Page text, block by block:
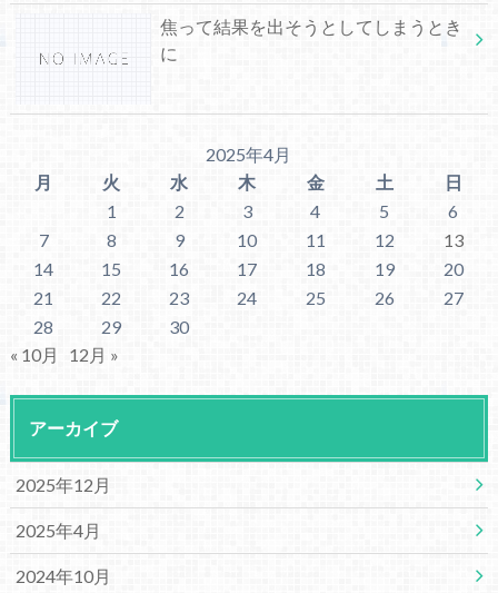
焦って結果を出そうとしてしまうとき
に
2025年4月
月
火 水 木 金 土
日
1
2 3 4 5
6
7
8 9 10 11 12
13
14
15 16 17 18 19
20
21
22 23 24 25 26
27
28
29
30
« 10月
12月 »
アーカイブ
2025年12月
2025年4月
2024年10月